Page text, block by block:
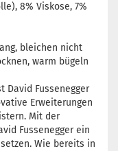
8% Viskose, 7%
bleichen nicht
warm bügeln
Fussenegger
Erweiterungen
Mit der
Fussenegger ein
Wie bereits in